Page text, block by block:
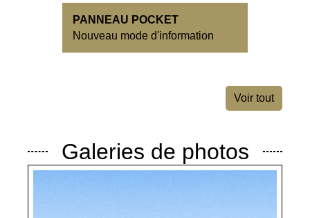
PANNEAU POCKET
Nouveau mode d'information
Voir tout
Galeries de photos